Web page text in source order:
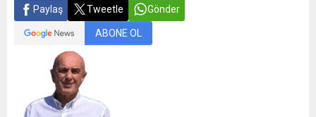
Paylaş Tweetle Gönder
ABONE OL